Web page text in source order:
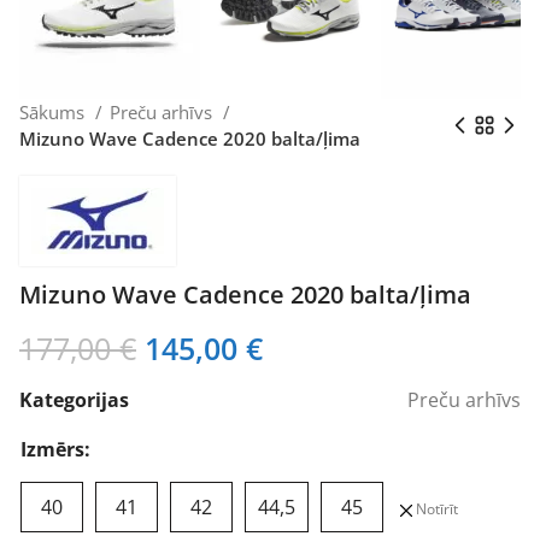
Sākums
Preču arhīvs
Mizuno Wave Cadence 2020 balta/ļima
Mizuno Wave Cadence 2020 balta/ļima
177,00€ Original
145,00 €Current
Kategorijas
Preču arhīvs
Izmērs:
40 41 42 44,5 45 Notīrīt